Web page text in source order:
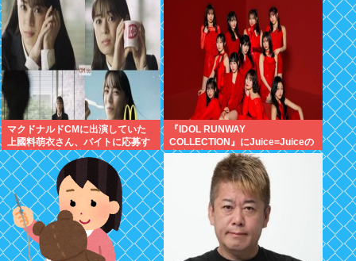
マクドナルドCMに出演していた
上國料萌衣さん、バイトに応募す
るも書類選考で落ちる
『IDOL RUNWAY
COLLECTION』にJuice=Juiceの
出演決定